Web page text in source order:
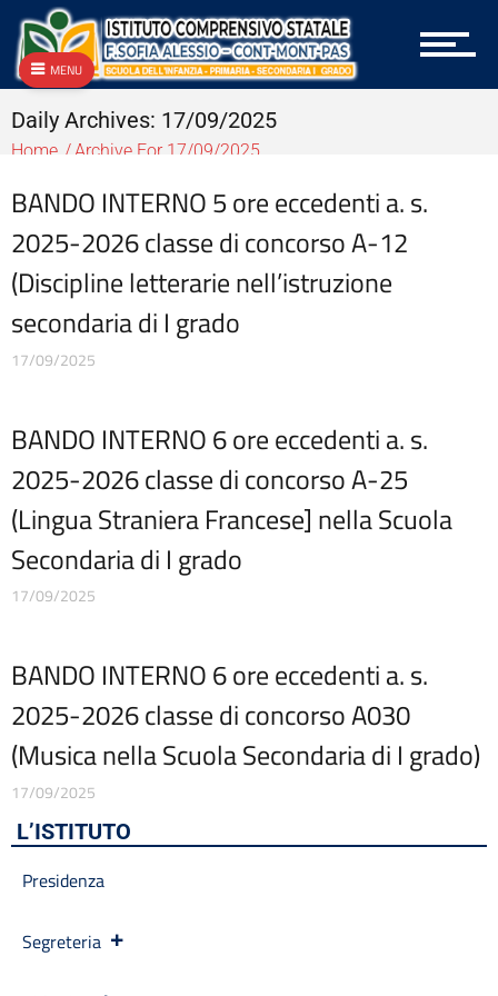
Archivio
Archivio
Archivio Albo OnLine e Amministrazione Trasparente
Archivio Bandi e Gare
Archivio Circolari A.T.A.
Archivio Circolari Docenti
Archivio NEWS Vecchio
Archivio vecchie Graduatorie
Archivio vecchio PON
Area docenti
Aree Tematiche
Articolazione degli uffici
Bandi di gara e contratti
Burocrazia zero
Calendario scolastico
Codice disciplinare
Consulenti e collaboratori
Contatti
Contrattazione collettiva
Corsi
D.S.G.A.
Dirigente Scolastico
Dirigenza
Docenti
FAQ e VideoTutorial Registro Elettronico CLASSEVIVA
Galleria
Incarichi amministrativi di vertice
Daily Archives: 17/09/2025
Home Archive For 17/09/2025
BANDO INTERNO 5 ore eccedenti a. s.
2025-2026 classe di concorso A-12
(Discipline letterarie nell’istruzione
secondaria di I grado
17/09/2025
BANDO INTERNO 6 ore eccedenti a. s.
2025-2026 classe di concorso A-25
(Lingua Straniera Francese] nella Scuola
Secondaria di I grado
17/09/2025
BANDO INTERNO 6 ore eccedenti a. s.
2025-2026 classe di concorso A030
(Musica nella Scuola Secondaria di I grado)
17/09/2025
L’ISTITUTO
Presidenza
Segreteria
MENU